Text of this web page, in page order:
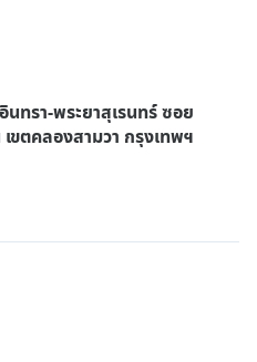
ทรา-พระยาสุเรนทร์ ซอย
ขตคลองสามวา กรุงเทพฯ